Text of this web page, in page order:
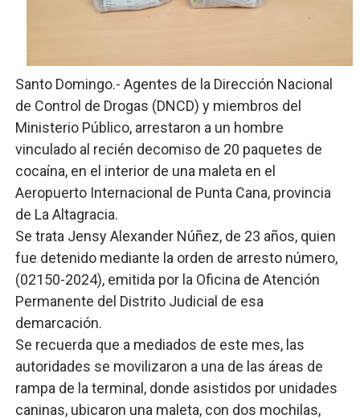
Restaurante Amigos es reconocido por sus cuatro
SNS y el SRSO actualizan Manual de Comunicación
Osiris de León responde a Roberto Tineo y a Yeisy
DGPCF: 55 años sembrando desarrollo y
Santo Domingo.- Agentes de la Dirección Nacional
de Control de Drogas (DNCD) y miembros del
Ministerio Público, arrestaron a un hombre
vinculado al recién decomiso de 20 paquetes de
cocaína, en el interior de una maleta en el
Aeropuerto Internacional de Punta Cana, provincia
de La Altagracia.
Se trata Jensy Alexander Núñez, de 23 años, quien
fue detenido mediante la orden de arresto número,
(02150-2024), emitida por la Oficina de Atención
Permanente del Distrito Judicial de esa
demarcación.
Se recuerda que a mediados de este mes, las
autoridades se movilizaron a una de las áreas de
rampa de la terminal, donde asistidos por unidades
caninas, ubicaron una maleta, con dos mochilas,